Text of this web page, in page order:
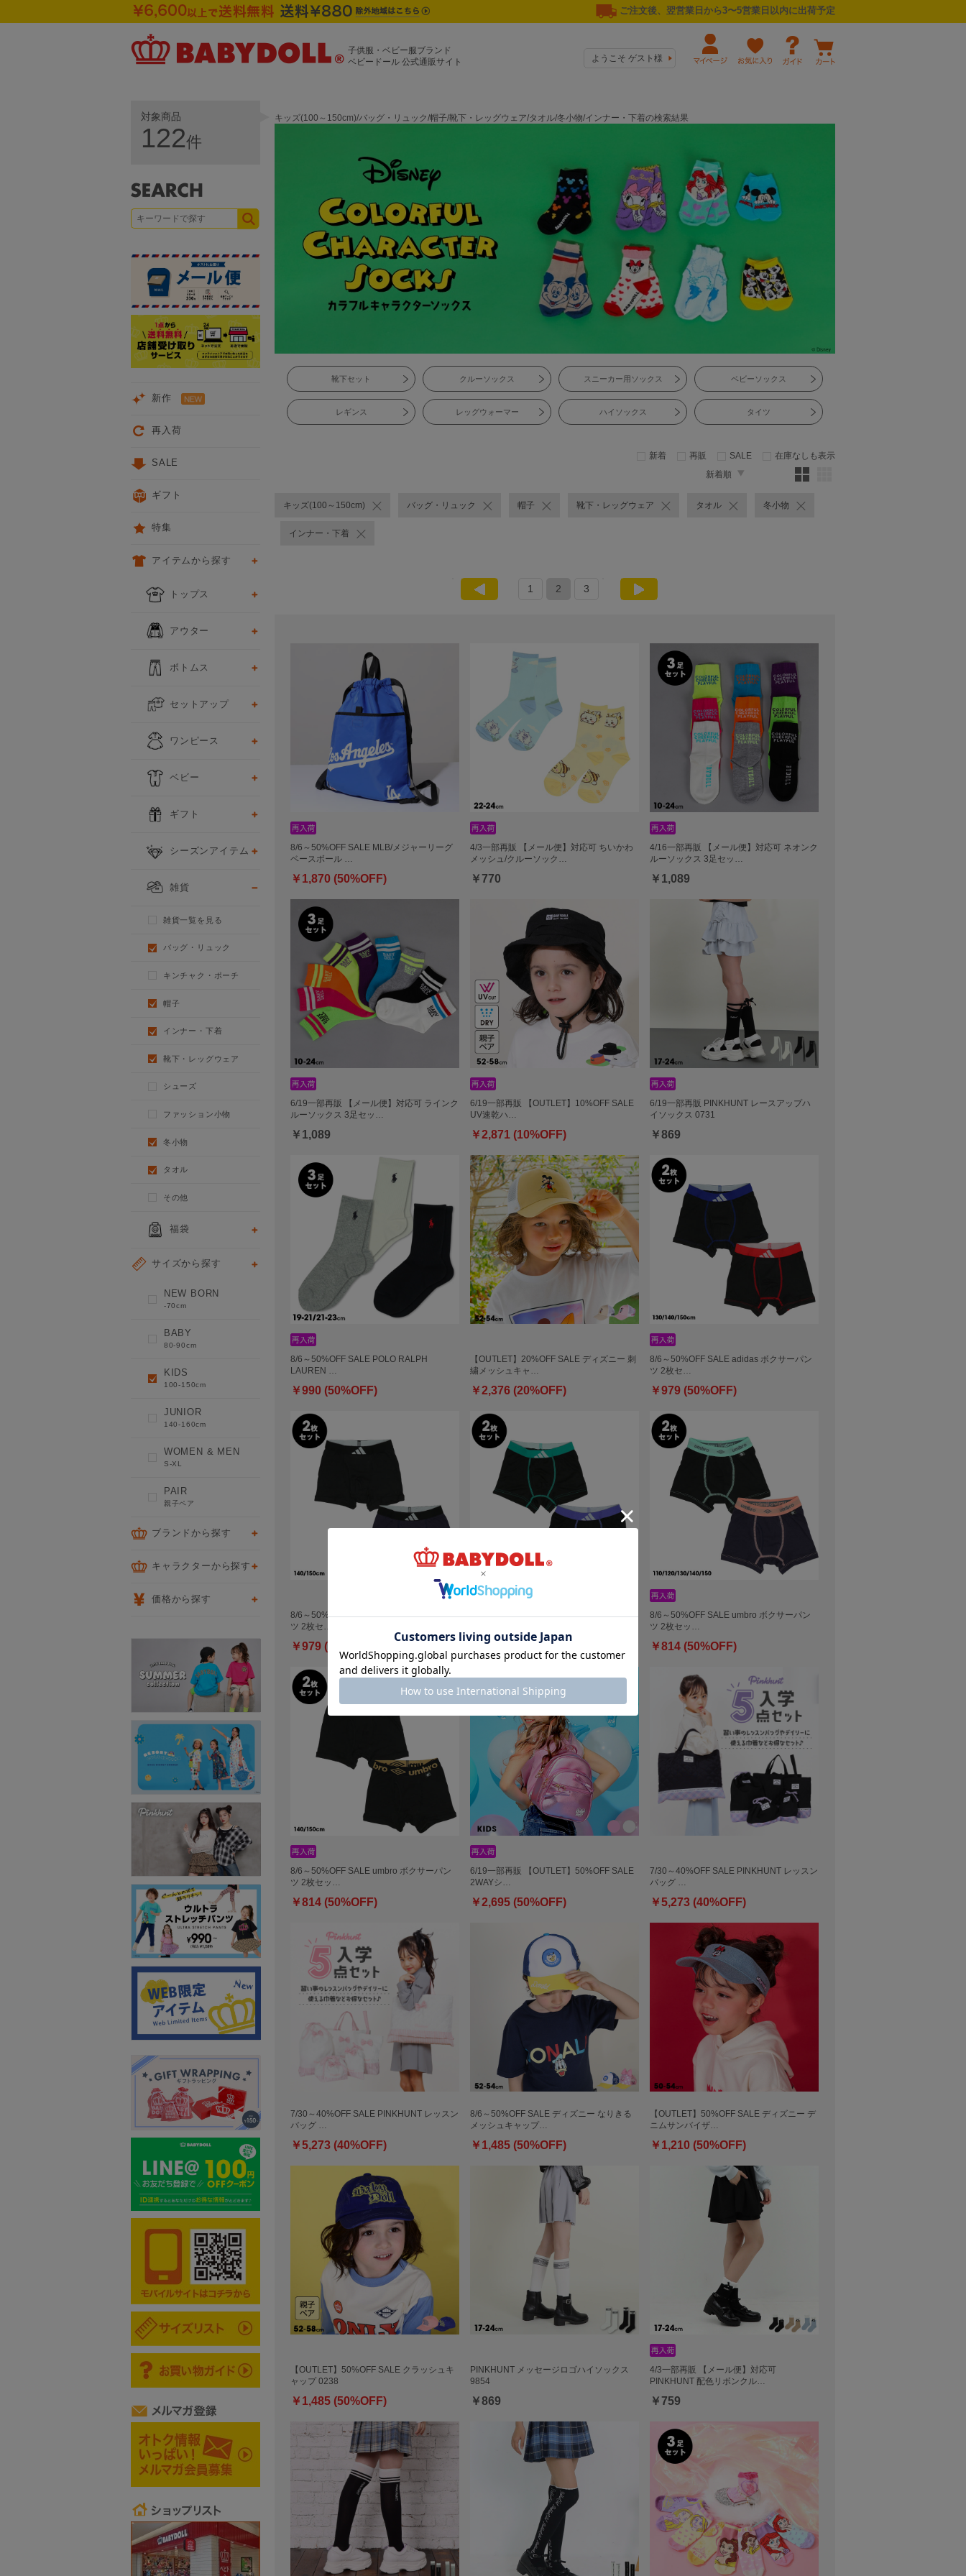
ご注文後、翌営業日から3〜5営業日以内に出荷予定
子供服・ベビー服ブランド
ベビードール 公式通販サイト
ようこそ ゲスト様
キッズ(100～150cm)/バッグ・リュック/帽子/靴下・レッグウェア/タオル/冬小物/インナー・下着の検索結果
靴下セット クルーソックス スニーカー用ソックス ベビーソックス
レギンス レッグウォーマー ハイソックス タイツ
新着 再販 SALE
在庫なしも表示
新着順
キッズ(100～150cm) バッグ・リュック 帽子 靴下・レッグウェア タオル 冬小物
インナー・下着
1 2 3
8/6～50%OFF SALE MLB/メジャーリーグ
ベースボール …
￥1,870 (50%OFF)
4/3一部再販 【メール便】対応可 ちいかわ
メッシュ/クルーソック…
￥770
4/16一部再販 【メール便】対応可 ネオンク
ルーソックス 3足セッ…
￥1,089
6/19一部再販 【メール便】対応可 ラインク
ルーソックス 3足セッ…
￥1,089
6/19一部再販 【OUTLET】10%OFF SALE
UV速乾ハ…
￥2,871 (10%OFF)
6/19一部再販 PINKHUNT レースアップハ
イソックス 0731
￥869
8/6～50%OFF SALE POLO RALPH
LAUREN …
￥990 (50%OFF)
【OUTLET】20%OFF SALE ディズニー 刺
繍メッシュキャ…
￥2,376 (20%OFF)
8/6～50%OFF SALE adidas ボクサーパン
ツ 2枚セ…
￥979 (50%OFF)
8/6～50%OFF SALE adidas ボクサーパン
ツ 2枚セ…
￥979 (50%OFF)
8/6～50%OFF SALE adidas メッシュボク
￥979 (50%OFF)
8/6～50%OFF SALE umbro ボクサーパン
ツ 2枚セッ…
￥814 (50%OFF)
8/6～50%OFF SALE umbro ボクサーパン
ツ 2枚セッ…
￥814 (50%OFF)
6/19一部再販 【OUTLET】50%OFF SALE
2WAYシ…
￥2,695 (50%OFF)
7/30～40%OFF SALE PINKHUNT レッスン
バッグ …
￥5,273 (40%OFF)
7/30～40%OFF SALE PINKHUNT レッスン
バッグ …
￥5,273 (40%OFF)
8/6～50%OFF SALE ディズニー なりきる
メッシュキャップ…
￥1,485 (50%OFF)
【OUTLET】50%OFF SALE ディズニー デ
ニムサンバイザ…
￥1,210 (50%OFF)
【OUTLET】50%OFF SALE クラッシュキ
ャップ 0238
￥1,485 (50%OFF)
PINKHUNT メッセージロゴハイソックス
9854
￥869
4/3一部再販 【メール便】対応可
PINKHUNT 配色リボンクル…
￥759
対象商品
122件
新作
再入荷
SALE
ギフト
特集
アイテムから探す
トップス
アウター
ボトムス
セットアップ
ワンピース
ベビー
ギフト
シーズンアイテム
雑貨
雑貨一覧を見る
バッグ・リュック
キンチャク・ポーチ
帽子
インナー・下着
靴下・レッグウェア
シューズ
ファッション小物
冬小物
タオル
その他
福袋
サイズから探す
NEW BORN
-70cm
BABY
80-90cm
KIDS
100-150cm
JUNIOR
140-160cm
WOMEN & MEN
S-XL
PAIR
親子ペア
ブランドから探す
キャラクターから探す
価格から探す